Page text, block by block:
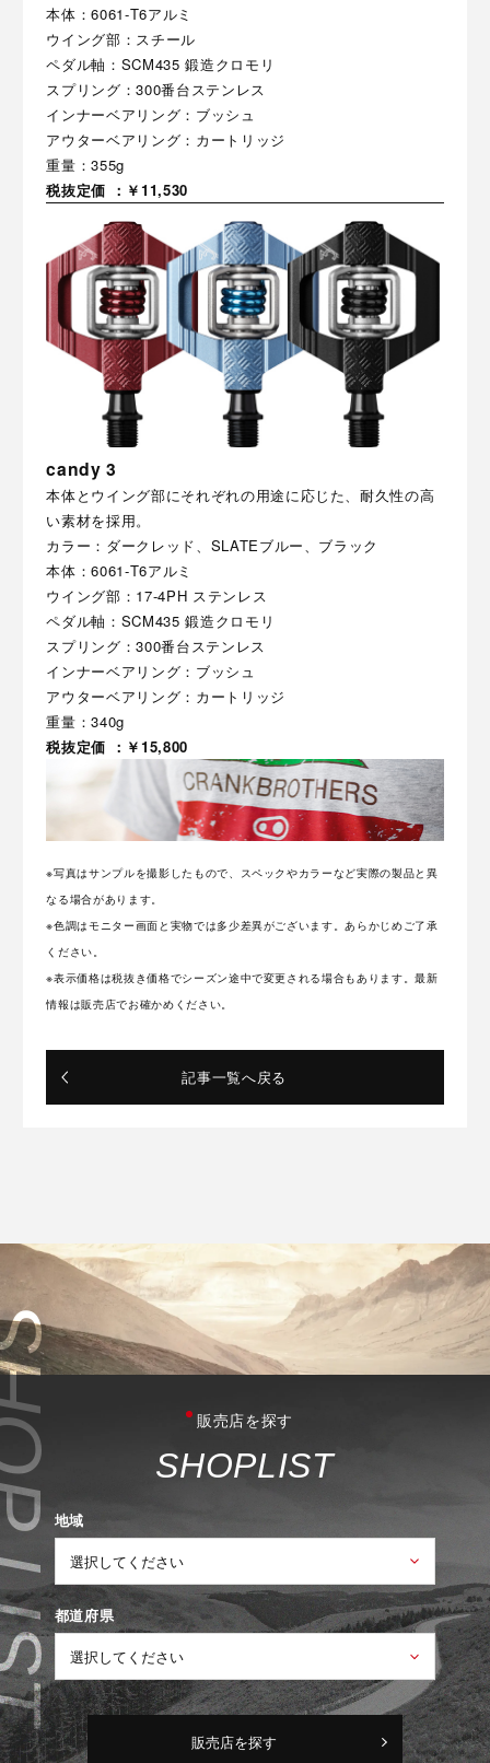
本体：6061-T6アルミ
ウイング部：スチール
ペダル軸：SCM435 鍛造クロモリ
スプリング：300番台ステンレス
インナーベアリング：ブッシュ
アウターベアリング：カートリッジ
重量：355g
税抜定価 ：￥11,530
candy 3
本体とウイング部にそれぞれの用途に応じた、耐久性の高
い素材を採用。
カラー：ダークレッド、SLATEブルー、ブラック
本体：6061-T6アルミ
ウイング部：17-4PH ステンレス
ペダル軸：SCM435 鍛造クロモリ
スプリング：300番台ステンレス
インナーベアリング：ブッシュ
アウターベアリング：カートリッジ
重量：340g
税抜定価 ：￥15,800
※写真はサンプルを撮影したもので、スペックやカラーなど実際の製品と異
なる場合があります。
※色調はモニター画面と実物では多少差異がございます。あらかじめご了承
ください。
※表示価格は税抜き価格でシーズン途中で変更される場合もあります。最新
情報は販売店でお確かめください。
記事一覧へ戻る
販売店を探す
SHOPLIST
地域
都道府県
販売店を探す